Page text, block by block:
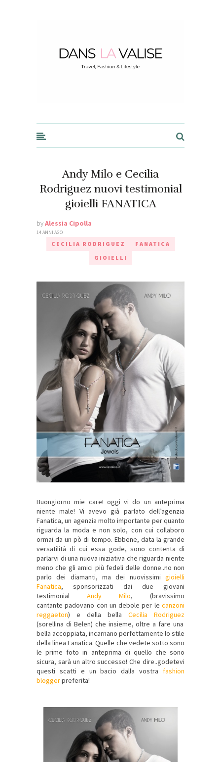
Andy Milo e Cecilia
Rodriguez nuovi testimonial
gioielli FANATICA
byAlessia Cipolla
14 ANNI AGO
CECILIA RODRIGUEZ
FANATICA
GIOIELLI
Buongiorno mie care! oggi vi do un anteprima
niente male! Vi avevo già parlato dell’agenzia
Fanatica, un agenzia molto importante per quanto
riguarda la moda e non solo, con cui collaboro
ormai da un pò di tempo. Ebbene, data la grande
versatilità di cui essa gode, sono contenta di
parlarvi di una nuova iniziativa che riguarda niente
meno che gli amici più fedeli delle donne..no non
parlo dei diamanti, ma dei nuovissimi gioielli
Fanatica, sponsorizzati dai due giovani
testimonial Andy Milo, (bravissimo
cantante padovano con un debole per le canzoni
reggaeton) e della bella
Cecilia Rodriguez
(sorellina di Belen) che insieme, oltre a fare una
bella accoppiata, incarnano perfettamente lo stile
della linea Fanatica. Quelle che vedete sotto sono
le prime foto in anteprima di quello che sono
sicura, sarà un altro successo! Che dire..godetevi
questi scatti e un bacio dalla vostra fashion
bloggerpreferita!